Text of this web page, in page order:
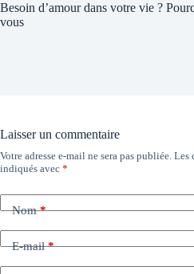
Besoin d’amour dans votre vie ?
vous
Laisser un commentaire
Votre adresse e-mail ne sera pas publiée. Les
indiqués avec *
Nom*
E-mail*